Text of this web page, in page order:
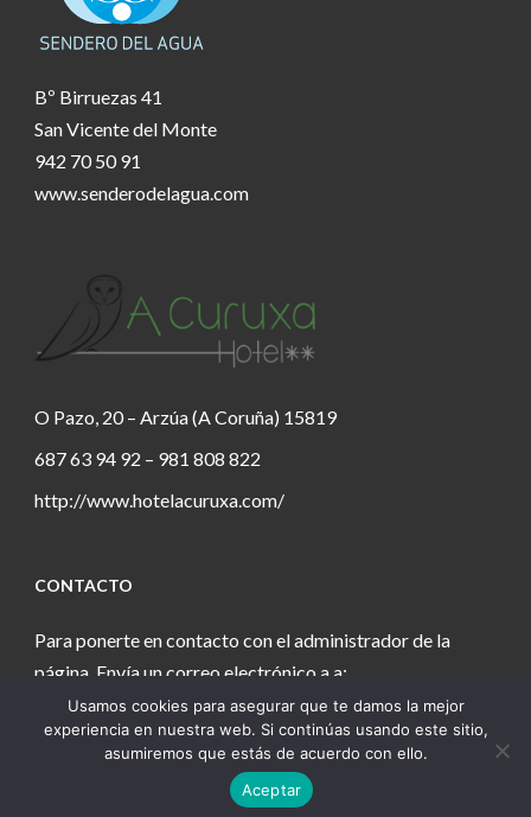
Bº Birruezas 41
San Vicente del Monte
942 70 50 91
www.senderodelagua.com
O Pazo, 20 – Arzúa (A Coruña) 15819
687 63 94 92 – 981 808 822
http://www.hotelacuruxa.com/
CONTACTO
Para ponerte en contacto con el administrador de la
página. Envía un correo electrónico a a:
estanochetecuento@gmail.com
Usamos cookies para asegurar que te damos la mejor
experiencia en nuestra web. Si continúas usando este sitio,
asumiremos que estás de acuerdo con ello.
Aceptar